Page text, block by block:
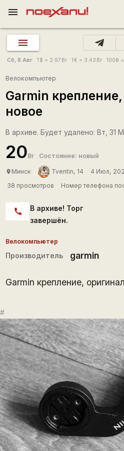
menu
Сб, 8 Авг 1 $ = 2.97 Br 1€ = 3.43 Br 100₴
Велокомпьютер
Garmin
новое
В архиве. Будет удалено: Вт, 31
20Br Состояние: новый
place Минск Tventin, 14 4 Июл,
38 просмотров
Номер телефона
call
В архиве! Торг
завершён.
Велокомпьютер
Производитель garmin
Garmin крепление,
#